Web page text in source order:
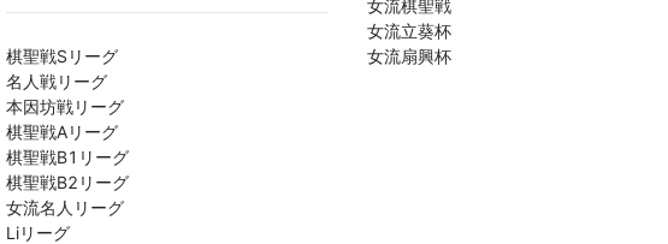
棋聖戦Sリーグ
名人戦リーグ
本因坊戦リーグ
棋聖戦Aリーグ
棋聖戦B1リーグ
棋聖戦B2リーグ
女流名人リーグ
Liリーグ
女流棋聖戦
女流立葵杯
女流扇興杯